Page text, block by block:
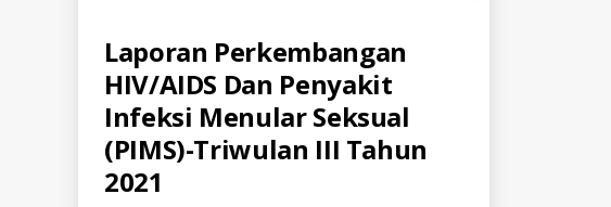
Categories
A
L
L
-
I
D
D
O
C
-
Laporan Perkembangan
HIV/AIDS Dan Penyakit
Infeksi Menular Seksual
(PIMS)-Triwulan III Tahun
2021